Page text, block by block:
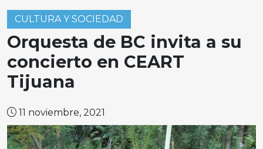
CULTURA Y SOCIEDAD
Orquesta de BC invita a su
concierto en CEART
Tijuana
11 noviembre, 2021